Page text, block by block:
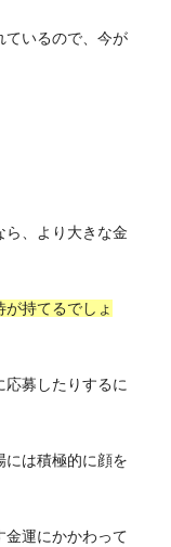
ているので、今が
ら、より大きな金
持てるでしょ
応募したりするに
には積極的に顔を
金運にかかわって